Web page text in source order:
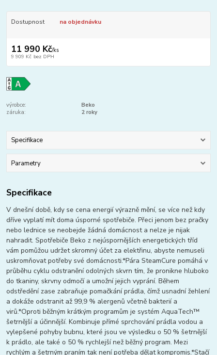
Dostupnost na objednávku
11 990 Kč/ks
9 909 Kč bez DPH
výrobce:
Beko
záruka:
2 roky
Specifikace
Parametry
Specifikace
V dnešní době, kdy se cena energií výrazně mění, se více než kdy
dříve vyplatí mít doma úsporné spotřebiče. Přeci jenom bez pračky
nebo lednice se neobejde žádná domácnost a nelze je nijak
nahradit. Spotřebiče Beko z nejúspornějších energetických tříd
vám pomůžou udržet skromný účet za elektřinu, abyste nemuseli
uskromňovat potřeby své domácnosti.*Pára SteamCure pomáhá v
průběhu cyklu odstranění odolných skvrn tím, že pronikne hluboko
do tkaniny, skrvny odmočí a umožní jejich vyprání. Během
odstředění zase zabraňuje pomačkání prádla, čímž usnadní žehlení
a dokáže odstranit až 99,9 % alergenů včetně bakterií a
virů.*Oproti běžným krátkým programům je systém AquaTech™
šetrnější a účinnější. Kombinuje přímé sprchování prádla vodou a
vylepšené pohyby bubnu, které jsou ve výsledku o 50 % šetrnější
k prádlo, ale také o 50 % rychlejší než běžný program. Mezi
rychlým a šetrným praním tak není potřeba dělat kompromis.*Stačí